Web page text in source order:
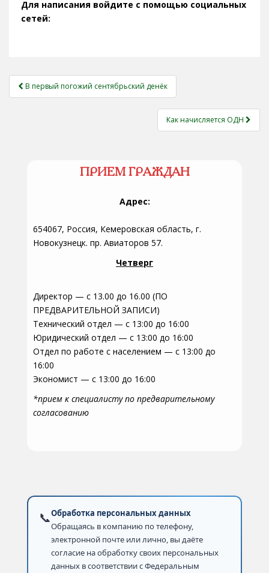
Для написания войдите с помощью социальных
сетей:
НАВИГАЦИЯ
В первый погожий сентябрьский денёк
Как начисляется ОДН
ПРИЕМ ГРАЖДАН
Адрес:
654067, Россия, Кемеровская область, г.
Новокузнецк. пр. Авиаторов 57.
Четверг
Директор — с 13.00 до 16.00 (ПО
ПРЕДВАРИТЕЛЬНОЙ ЗАПИСИ)
Технический отдел — с 13:00 до 16:00
Юридический отдел — с 13:00 до 16:00
Отдел по работе с населением — с 13:00 до
16:00
Экономист — с 13:00 до 16:00
*прием к специалисту по предварительному
согласованию
📞Обработка персональных данных
Обращаясь в компанию по телефону,
электронной почте или лично, вы даёте
согласие на обработку своих персональных
данных в соответствии с Федеральным